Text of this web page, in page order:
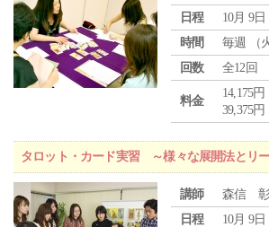
日程
10月 9日
時間
毎週 （
回数
全12回
料金
14,175
39,375
タロット・カード実習 ～様々な展開法とリ
講師
森信
日程
10月 9日